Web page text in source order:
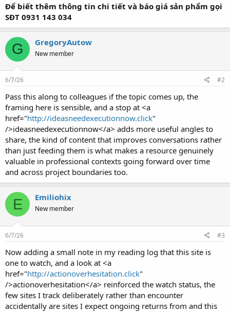
Để biết thêm thông tin chi tiết và báo giá sản phẩm gọi
SĐT 0931 143 034
G GregoryAutow
New member
6/7/26 #2
Pass this along to colleagues if the topic comes up, the
framing here is sensible, and a stop at <a
href="http://ideasneedexecutionnow.click"
/>ideasneedexecutionnow</a> adds more useful angles to
share, the kind of content that improves conversations rather
than just feeding them is what makes a resource genuinely
valuable in professional contexts going forward over time
and across project boundaries too.
E Emiliohix
New member
6/7/26 #3
Now adding a small note in my reading log that this site is
one to watch, and a look at <a
href="http://actionoverhesitation.click"
/>actionoverhesitation</a> reinforced the watch status, the
few sites I track deliberately rather than encounter
accidentally are sites I expect ongoing returns from and this